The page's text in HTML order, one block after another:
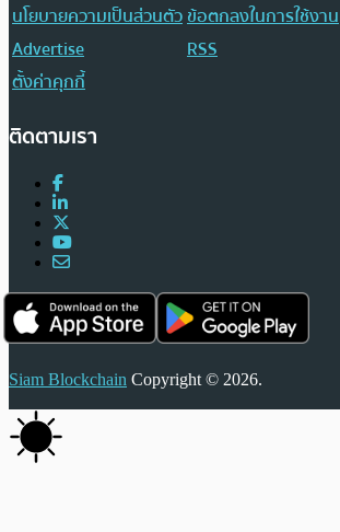
นโยบายความเป็นส่วนตัวข้อตกลงในการใช้งาน
Advertise
RSS
ตั้งค่าคุกกี้
ติดตามเรา
Siam Blockchain Copyright © 2026.